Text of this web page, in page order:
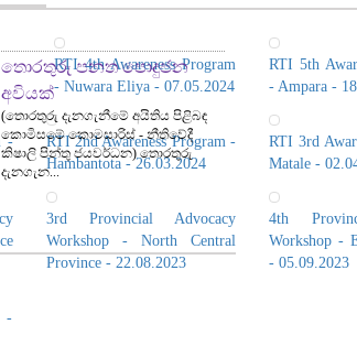
තොරතුරු පනත පොදුජන
අවියක්
(තොරතුරු දැනගැනීමේ අයිතිය පිළිබඳ
කොමිසමේ කොමසාරිස් - නීතිවේදී
කිෂාලි පින්තු ජයවර්ධන) තොරතුරු
දැනගැන...
RTI 4th Awareness Program
- Nuwara Eliya - 07.05.2024
RTI 5th
- Ampara -
-
RTI 2nd Awareness Program -
Hambantota - 26.03.2024
RTI 3rd
Matale -
3rd Provincial Advocacy
Workshop - North Central
Province - 22.08.2023
4th
Workshop -
- 05.09.2023
-